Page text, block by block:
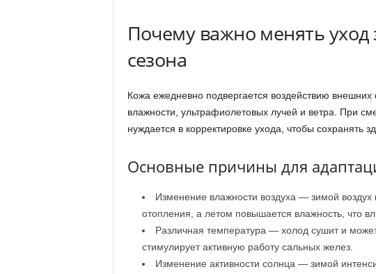
Почему важно менять
сезона
Кожа ежедневно подвергается воздействию
влажности, ультрафиолетовых лучей и ветра. При
нуждается в корректировке ухода, чтобы сохранять
Основные причины для
Изменение влажности воздуха — зимой
отопления, а летом повышается влажность, что
Различная температура — холод сушит и
стимулирует активную работу сальных желез.
Изменение активности солнца — зимой